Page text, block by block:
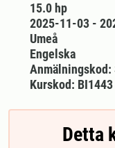
15.0 hp
2025-11-03 -
Umeå
Engelska
Anmälningskod:
Kurskod: BI1443
Detta